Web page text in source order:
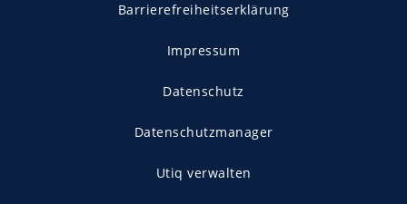
Barrierefreiheitserklärung
Impressum
Datenschutz
Datenschutzmanager
Utiq verwalten